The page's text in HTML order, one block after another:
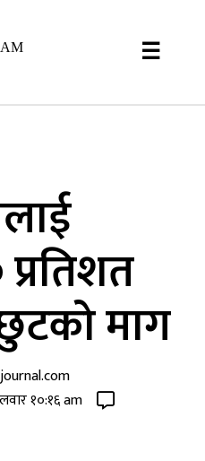
☰
माग
१०:१६ am